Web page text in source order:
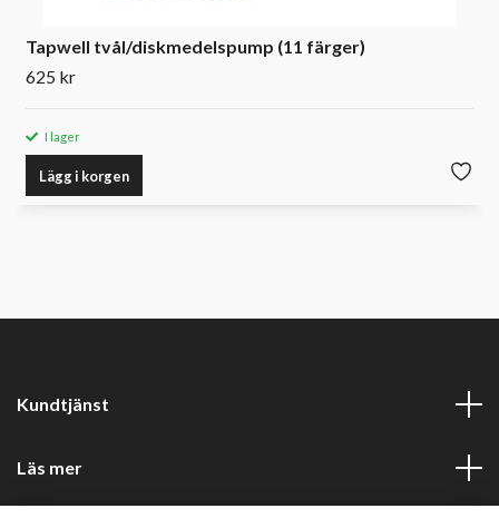
Tapwell tvål/diskmedelspump (11 färger)
625 kr
I lager
Lägg i korgen
Kundtjänst
Läs mer